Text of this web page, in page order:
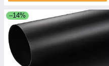
–14%